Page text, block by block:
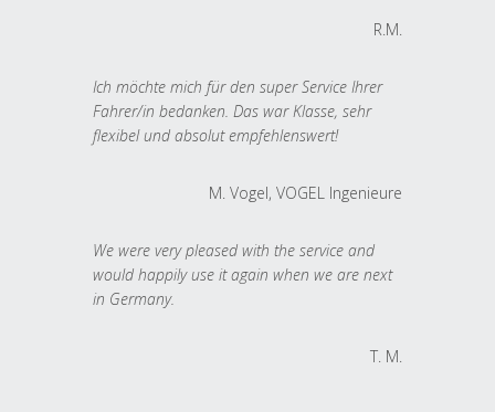
R.M.
Ich möchte mich für den super Service Ihrer
Fahrer/in bedanken. Das war Klasse, sehr
flexibel und absolut empfehlenswert!
M. Vogel, VOGEL Ingenieure
We were very pleased with the service and
would happily use it again when we are next
in Germany.
T. M.